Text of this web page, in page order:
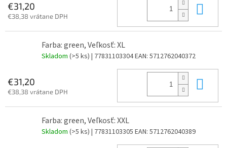
€31,20
€38,38 vrátane DPH
Farba: green, Veľkosť: XL
Skladom (>5 ks) | 77831103304EAN: 5712762040372
€31,20
€38,38 vrátane DPH
Farba: green, Veľkosť: XXL
Skladom (>5 ks) | 77831103305 EAN: 5712762040389